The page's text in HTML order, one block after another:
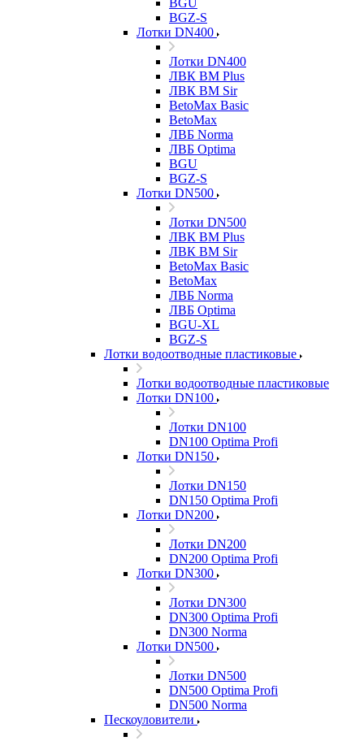
BGU
BGZ-S
Лотки DN400
Лотки DN400
ЛВК ВМ Plus
ЛВК ВМ Sir
BetoMax Basic
BetoMax
ЛВБ Norma
ЛВБ Optima
BGU
BGZ-S
Лотки DN500
Лотки DN500
ЛВК ВМ Plus
ЛВК ВМ Sir
BetoMax Basic
BetoMax
ЛВБ Norma
ЛВБ Optima
BGU-XL
BGZ-S
Лотки водоотводные пластиковые
Лотки водоотводные пластиковые
Лотки DN100
Лотки DN100
DN100 Optima Profi
Лотки DN150
Лотки DN150
DN150 Optima Profi
Лотки DN200
Лотки DN200
DN200 Optima Profi
Лотки DN300
Лотки DN300
DN300 Optima Profi
DN300 Norma
Лотки DN500
Лотки DN500
DN500 Optima Profi
DN500 Norma
Пескоуловители